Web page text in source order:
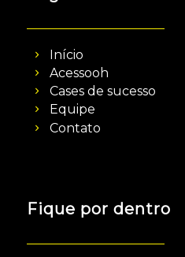
Início
Acessooh
Cases de sucesso
Equipe
Contato
Fique por dentro